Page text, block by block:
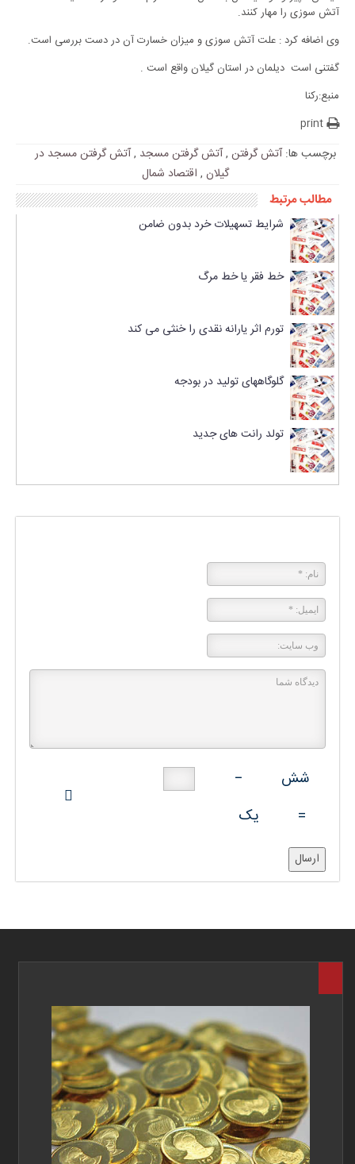
آتش سوزی را مهار کنند.
وی اضافه کرد : علت آتش سوزی و میزان خسارت آن در دست بررسی است.
گفتنی است دیلمان در استان گیلان واقع است .
منبع:رکنا
print
برچسب ها:آتش گرفتن ,آتش گرفتن مسجد ,آتش گرفتن مسجد در
گیلان , اقتصاد شمال
مطالب مرتبط
شرایط تسهیلات خرد بدون ضامن
خط فقر یا خط مرگ
تورم اثر یارانه نقدی را خنثی می کند
گلوگاههای تولید در بودجه
تولد رانت های جدید
شش
−
=
یک
ارسال